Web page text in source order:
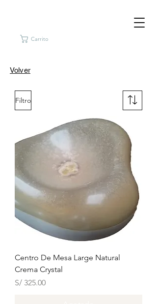
Carrito
Volver
Filtro
Centro De Mesa Large Natural
Crema Crystal
Precio
S/ 325.00